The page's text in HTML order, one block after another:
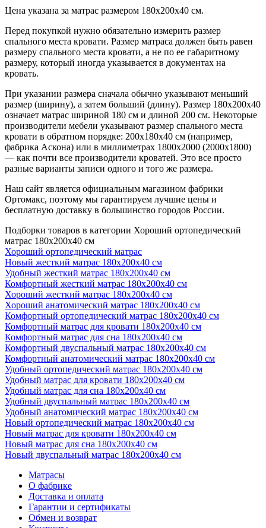
Цена указана за матрас размером 180х200х40 см.
Перед покупкой нужно обязательно измерить размер
спального места кровати. Размер матраса должен быть равен
размеру спального места кровати, а не по ее габаритному
размеру, который иногда указывается в документах на
кровать.
При указании размера сначала обычно указывают меньший
размер (ширину), а затем больший (длину). Размер 180х200х40
означает матрас шириной 180 см и длиной 200 см. Некоторые
производители мебели указывают размер спального места
кровати в обратном порядке: 200х180х40 см (например,
фабрика Аскона) или в миллиметрах 1800х2000 (2000х1800)
— как почти все производители кроватей. Это все просто
разные варианты записи одного и того же размера.
Наш сайт является официальным магазином фабрики
Ортомакс, поэтому мы гарантируем лучшие цены и
бесплатную доставку в большинство городов России.
Подборки товаров в категории Хороший ортопедический
матрас 180х200х40 см
Хороший ортопедический матрас
Новый жесткий матрас 180х200х40 см
Удобный жесткий матрас 180х200х40 см
Комфортный жесткий матрас 180х200х40 см
Хороший жесткий матрас 180х200х40 см
Хороший анатомический матрас 180х200х40 см
Комфортный ортопедический матрас 180х200х40 см
Комфортный матрас для кровати 180х200х40 см
Комфортный матрас для сна 180х200х40 см
Комфортный двуспальный матрас 180х200х40 см
Комфортный анатомический матрас 180х200х40 см
Удобный ортопедический матрас 180х200х40 см
Удобный матрас для кровати 180х200х40 см
Удобный матрас для сна 180х200х40 см
Удобный двуспальный матрас 180х200х40 см
Удобный анатомический матрас 180х200х40 см
Новый ортопедический матрас 180х200х40 см
Новый матрас для кровати 180х200х40 см
Новый матрас для сна 180х200х40 см
Новый двуспальный матрас 180х200х40 см
Матрасы
О фабрике
Доставка и оплата
Гарантии и сертификаты
Обмен и возврат